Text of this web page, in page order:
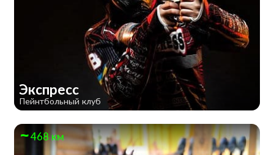
Экспресс
Пейнтбольный клуб
468 км